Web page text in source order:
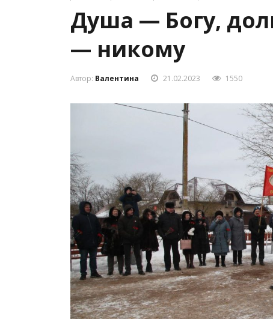
Душа — Богу,
— никому
Автор: Валентина 21.02.2023 1550